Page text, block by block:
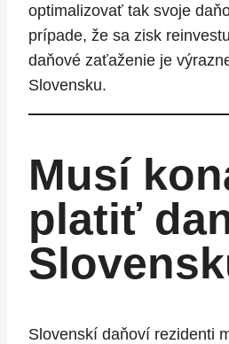
optimalizovať tak svoje
prípade, že sa zisk
daňové zaťaženie je
Slovensku.
Musí
platiť
Slovenskí daňoví rezidenti